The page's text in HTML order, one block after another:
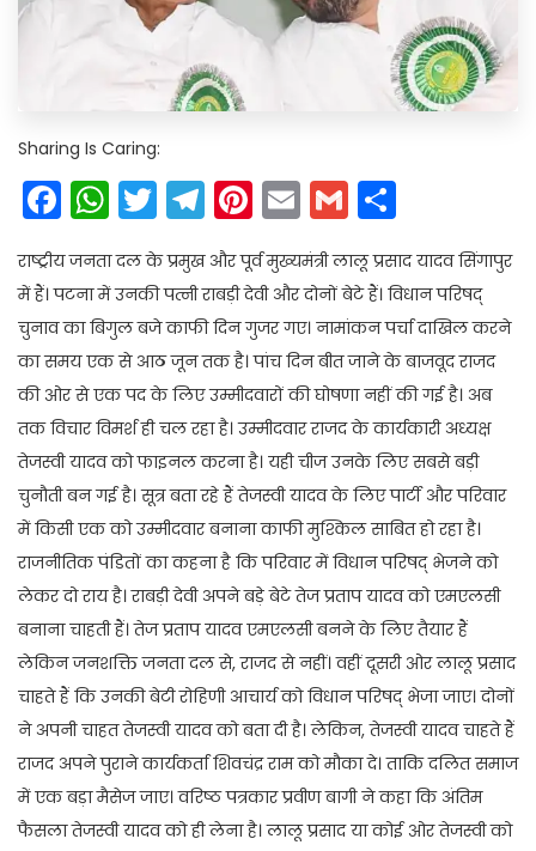
Sharing Is Caring:
Facebook
WhatsApp
Twitter
Telegram
Pinterest
EmailGmail
राष्ट्रीय जनता दल के प्रमुख और पूर्व मुख्यमंत्री लालू प्रसाद यादव सिंगापुर
में हैं। पटना में उनकी पत्नी राबड़ी देवी और दोनों बेटे हैं। विधान परिषद्
चुनाव का बिगुल बजे काफी दिन गुजर गए। नामांकन पर्चा दाखिल करने
का समय एक से आठ जून तक है। पांच दिन बीत जाने के बाजवूद राजद
की ओर से एक पद के लिए उम्मीदवारों की घोषणा नहीं की गई है। अब
तक विचार विमर्श ही चल रहा है। उम्मीदवार राजद के कार्यकारी अध्यक्ष
तेजस्वी यादव को फाइनल करना है। यही चीज उनके लिए सबसे बड़ी
चुनौती बन गई है। सूत्र बता रहे हैं तेजस्वी यादव के लिए पार्टी और परिवार
में किसी एक को उम्मीदवार बनाना काफी मुश्किल साबित हो रहा है।
राजनीतिक पंडितों का कहना है कि परिवार में विधान परिषद् भेजने को
लेकर दो राय है। राबड़ी देवी अपने बड़े बेटे तेज प्रताप यादव को एमएलसी
बनाना चाहती हैं। तेज प्रताप यादव एमएलसी बनने के लिए तैयार हैं
लेकिन जनशक्ति जनता दल से, राजद से नहीं। वहीं दूसरी ओर लालू प्रसाद
चाहते हैं कि उनकी बेटी रोहिणी आचार्य को विधान परिषद् भेजा जाए। दोनों
ने अपनी चाहत तेजस्वी यादव को बता दी है। लेकिन, तेजस्वी यादव चाहते हैं
राजद अपने पुराने कार्यकर्ता शिवचंद्र राम को मौका दे। ताकि दलित समाज
में एक बड़ा मैसेज जाए। वरिष्ठ पत्रकार प्रवीण बागी ने कहा कि अंतिम
फैसला तेजस्वी यादव को ही लेना है। लालू प्रसाद या कोई ओर तेजस्वी को